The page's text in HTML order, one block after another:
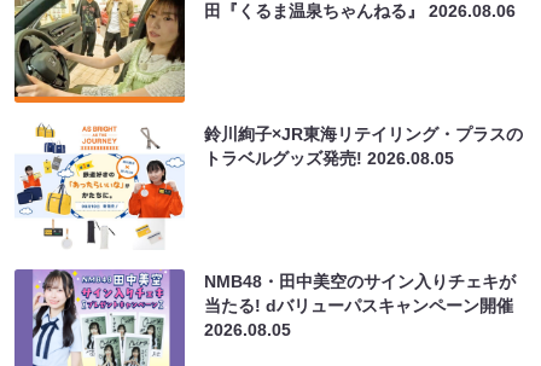
田『くるま温泉ちゃんねる』2026.08.06
鈴川絢子×JR東海リテイリング・プラスの
トラベルグッズ発売!2026.08.05
NMB48・田中美空のサイン入りチェキが
当たる! dバリューパスキャンペーン開催
2026.08.05